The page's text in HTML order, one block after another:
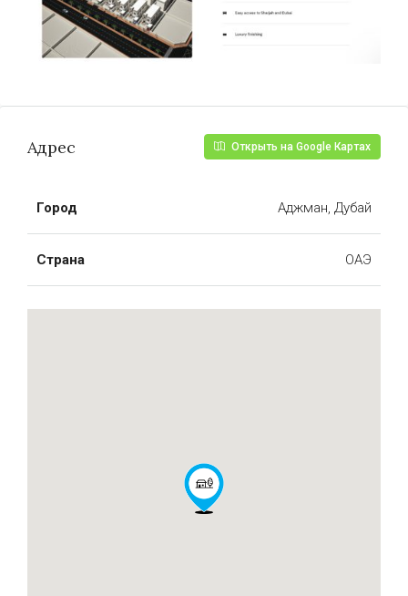
Адрес Открыть на Google Картах
Город Аджман, Дубай
Страна ОАЭ